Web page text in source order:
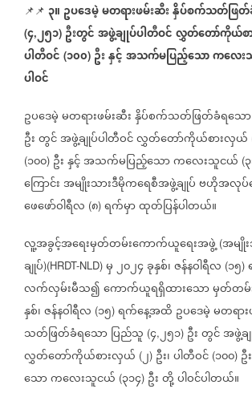
📌📌 ၃။ ဥပဒေမဲ့မတရားဖမ်းဆီးနှိပ်စက်သတ်ဖြတ်
(၄,၂၅၁) ဦးတွင်အဖွဲ့ချုပ်ပါတီဝင်လွှတ်တော်ကိုယ်စ
ပါတီဝင် (၁၀၀) ဦးနှင့်အသက်မပြည့်သောကလေ
ပါဝင်
ဥပဒေမဲ့မတရားဖမ်းဆီးနှိပ်စက်သတ်ဖြတ်ခံရသော
ဦးတွင်အဖွဲ့ချုပ်ပါတီဝင်လွှတ်တော်ကိုယ်စားလှယ်
(၁၀၀) ဦးနှင့်အသက်မပြည့်သောကလေးသူငယ် (
ကြောင်းအမျိုးသားဒီမိုကရေစီအဖွဲ့ချုပ်ဗဟိုအလုပ်
ဖေဖော်ဝါရီလ (၈) ရက်မှာထုတ်ပြန်ပါတယ်။
လူ့အခွင့်အရေးမှတ်တမ်းကောက်ယူရေးအဖွဲ့ (အမျို
ချုပ်)(HRDT-NLD) မှ၂၀၂၄ခုနှစ်၊ဇန်နဝါရီလ (၁၅)
လက်လှမ်းမီသ၍ကောက်ယူရရှိထားသောမှတ်တမ်
နှစ်၊ဇန်နဝါရီလ (၁၅) ရက်နေ့အထိ ဥပဒေမဲ့မတရာ
သတ်ဖြတ်ခံရသောပြည်သူ (၄,၂၅၁) ဦးတွင်အဖွဲ့ခ
လွှတ်တော်ကိုယ်စားလှယ် (၂) ဦး၊ပါတီဝင် (၁၀၀) ဦး
သောကလေးသူငယ် (၃၁၄) ဦးတို့ပါဝင်ပါတယ်။